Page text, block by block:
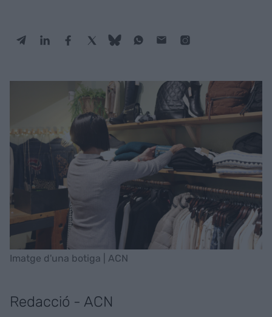
Imatge d'una botiga | ACN
Redacció - ACN